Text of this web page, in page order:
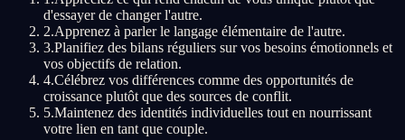
d'essayer de changer l'autre.
2.Apprenez à parler le langage élémentaire de l'autre.
3.Planifiez des bilans réguliers sur vos besoins émotionnels et
vos objectifs de relation.
4.Célébrez vos différences comme des opportunités de
croissance plutôt que des sources de conflit.
5.Maintenez des identités individuelles tout en nourrissant
votre lien en tant que couple.